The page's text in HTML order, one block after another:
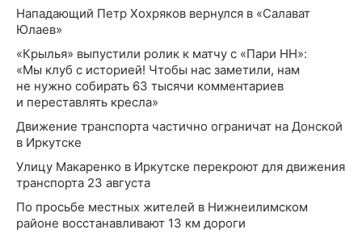
Нападающий Петр Хохряков вернулся в «Салават
Юлаев»
«Крылья» выпустили ролик к матчу с «Пари НН»:
«Мы клуб с историей! Чтобы нас заметили, нам
не нужно собирать 63 тысячи комментариев
и переставлять кресла»
Движение транспорта частично ограничат на Донской
в Иркутске
Улицу Макаренко в Иркутске перекроют для движения
транспорта 23 августа
По просьбе местных жителей в Нижнеилимском
районе восстанавливают 13 км дороги